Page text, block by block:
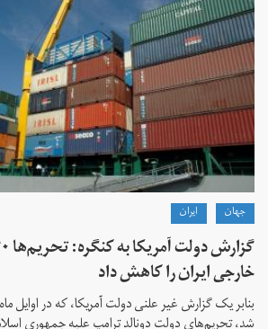
جهان ايران
خارجی ایران را کاهش داد
بنابر یک گزارش غیر علنی دولت آمریکا، که در اوایل